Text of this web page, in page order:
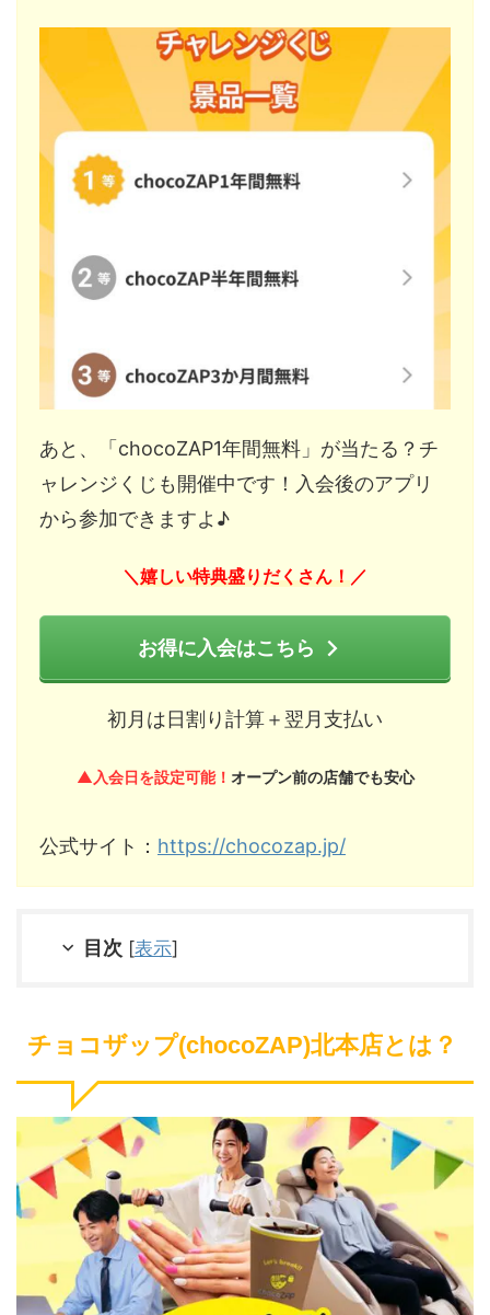
あと、「chocoZAP1年間無料」が当たる？チ
ャレンジくじも開催中です！入会後のアプリ
から参加できますよ♪
＼ 嬉しい特典盛りだくさん！ ／
お得に入会はこちら
初月は日割り計算＋翌月支払い
▲入会日を設定可能！ オープン前の店舗でも安心
公式サイト： https://chocozap.jp/
目次 [表示]
チョコザップ(chocoZAP)北本店とは？